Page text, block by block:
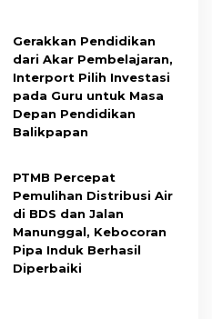
Gerakkan Pendidikan
dari Akar Pembelajaran,
Interport Pilih Investasi
pada Guru untuk Masa
Depan Pendidikan
Balikpapan
PTMB Percepat
Pemulihan Distribusi Air
di BDS dan Jalan
Manunggal, Kebocoran
Pipa Induk Berhasil
Diperbaiki